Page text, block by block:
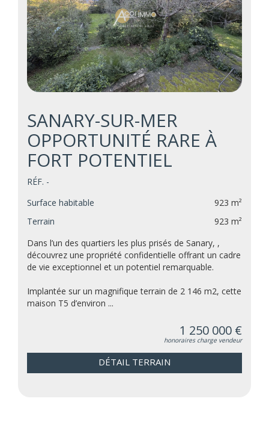
SANARY-SUR-MER
OPPORTUNITÉ RARE À
FORT POTENTIEL
RÉF. -
Surface habitable
923 m²
Terrain
923 m²
Dans l’un des quartiers les plus prisés de Sanary, ,
découvrez une propriété confidentielle offrant un cadre
de vie exceptionnel et un potentiel remarquable.
Implantée sur un magnifique terrain de 2 146 m2, cette
maison T5 d’environ ...
1 250 000 €
honoraires charge vendeur
DÉTAIL TERRAIN